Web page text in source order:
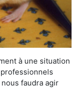
à une situation
faudra agir